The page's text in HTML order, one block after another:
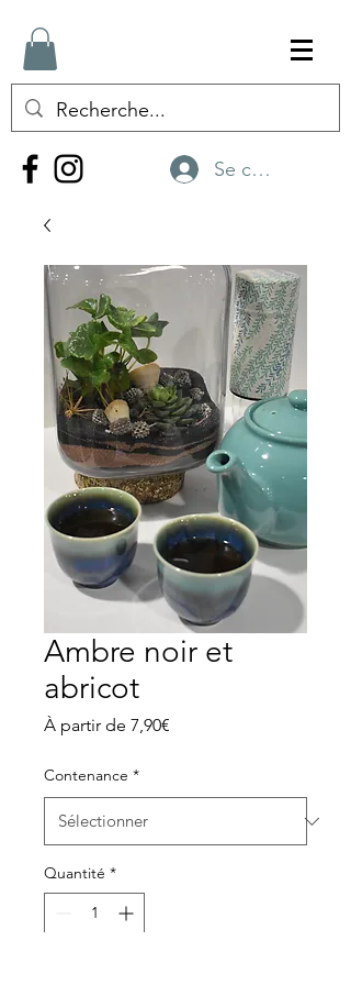
Se connecter
Ambre noir et
abricot
À partir de 7,90€
Contenance *
Quantité *